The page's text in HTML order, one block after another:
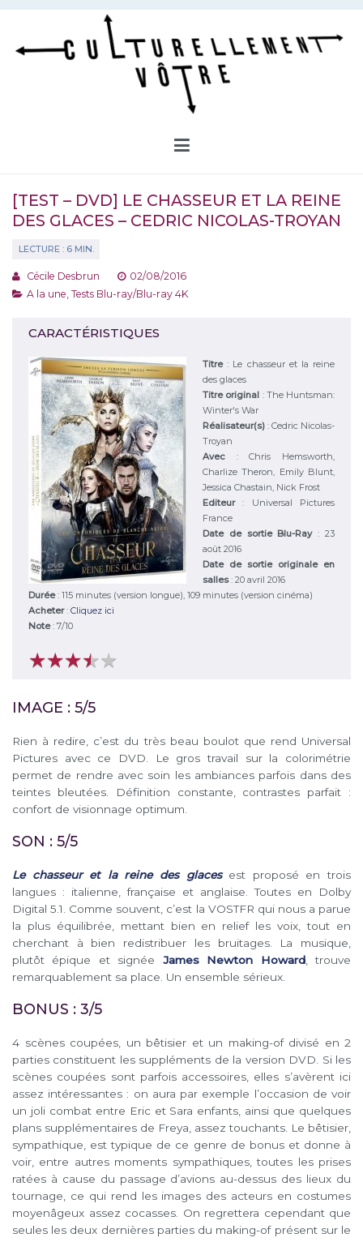
Aller
contenu
[TEST – DVD] LE CHASSEUR ET LA REINE
DES GLACES – CEDRIC NICOLAS-TROYAN
Cécile Desbrun
02/08/2016
A la une Tests Blu-ray/Blu-ray 4K
CARACTÉRISTIQUES
Titre: Le chasseur et la reine
des glaces
Titre original : The Huntsman:
Winter's War
Réalisateur(s) : Cedric Nicolas-
Troyan
Avec :Chris Hemsworth,
Charlize Theron, Emily Blunt,
Jessica Chastain, Nick Frost
Editeur: Universal Pictures
France
Date de sortie Blu-Ray: 23
août 2016
Date de sortie originale en
salles: 20 avril 2016
Durée: 115 minutes (version longue), 109 minutes (version cinéma)
Acheter: Cliquez ici
Note: 7/10
★★★★★
★★★★★
IMAGE : 5/5
Rien à redire, c’est du très beau boulot que rend Universal
Pictures avec ce DVD. Le gros travail sur la colorimétrie
permet de rendre avec soin les ambiances parfois dans des
teintes bleutées. Définition constante, contrastes parfait :
confort de visionnage optimum.
SON : 5/5
Le chasseur et la reine des glacesest proposé en trois
langues : italienne, française et anglaise. Toutes en Dolby
Digital 5.1. Comme souvent, c’est la VOSTFR qui nous a parue
la plus équilibrée, mettant bien en relief les voix, tout en
cherchant à bien redistribuer les bruitages. La musique,
plutôt épique et signée James Newton Howard, trouve
remarquablement sa place. Un ensemble sérieux.
BONUS : 3/5
4 scènes coupées, un bêtisier et un making-of divisé en 2
parties constituent les suppléments de la version DVD. Si les
scènes coupées sont parfois accessoires, elles s’avèrent ici
assez intéressantes : on aura par exemple l’occasion de voir
un joli combat entre Eric et Sara enfants, ainsi que quelques
plans supplémentaires de Freya, assez touchants. Le bêtisier,
sympathique, est typique de ce genre de bonus et donne à
voir, entre autres moments sympathiques, toutes les prises
ratées à cause du passage d’avions au-dessus des lieux du
tournage, ce qui rend les images des acteurs en costumes
moyenâgeux assez cocasses. On regrettera cependant que
seules les deux dernières parties du making-of présent sur le